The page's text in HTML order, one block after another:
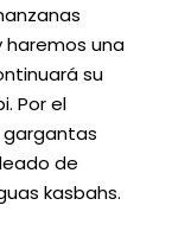
haremos una
su
Por el
gargantas
de
kasbahs.